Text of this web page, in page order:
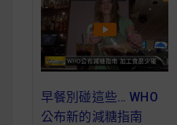
純素料理食譜
蔬食純素餐廳推薦
早餐別碰這些… WHO
公布新的減糖指南